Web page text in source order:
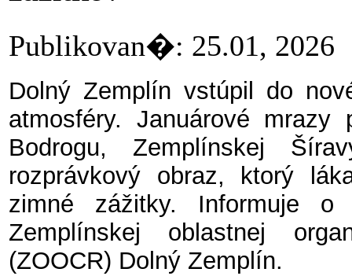
Publikovan�: 25.01,
Dolný Zemplín vstúpil do
atmosféry. Januárové mrazy
Bodrogu, Zemplínskej
rozprávkový obraz, ktorý
zimné zážitky. Informuje
Zemplínskej oblastnej
(ZOOCR) Dolný Zemplín.